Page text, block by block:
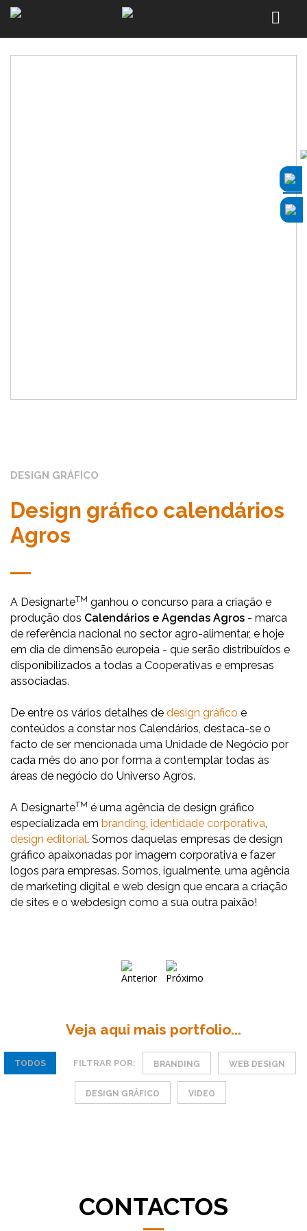
DESIGN GRÁFICO
Design gráfico calendários
Agros
A DesignarteTM ganhou o concurso para a criação e
produção dos Calendários e Agendas Agros - marca
de referência nacional no sector agro-alimentar, e hoje
em dia de dimensão europeia - que serão distribuídos e
disponibilizados a todas a Cooperativas e empresas
associadas.
De entre os vários detalhes de design gráfico e
conteúdos a constar nos Calendários, destaca-se o
facto de ser mencionada uma Unidade de Negócio por
cada mês do ano por forma a contemplar todas as
áreas de negócio do Universo Agros.
A DesignarteTM é uma agência de design gráfico
especializada em branding, identidade corporativa,
design editorial. Somos daquelas empresas de design
gráfico apaixonadas por imagem corporativa e fazer
logos para empresas. Somos, igualmente, uma agência
de marketing digital e web design que encara a criação
de sites e o webdesign como a sua outra paixão!
Veja aqui mais portfolio...
TODOS FILTRAR POR: BRANDING WEB DESIGN
DESIGN GRÁFICO VIDEO
CONTACTOS